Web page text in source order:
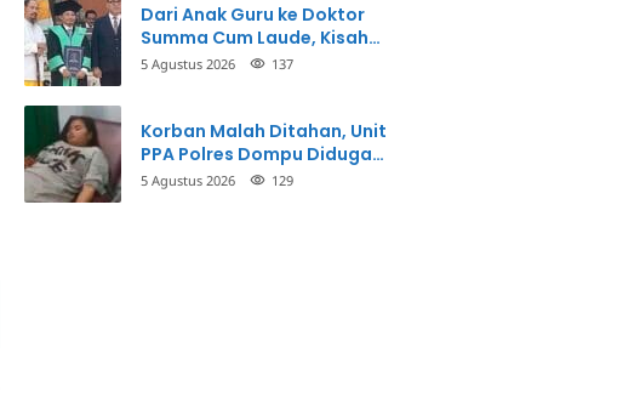
Dari Anak Guru ke Doktor
Summa Cum Laude, Kisah
Taman Firdaus Menginspirasi
5 Agustus 2026 137
Korban Malah Ditahan, Unit
PPA Polres Dompu Diduga
Balikkan Fakta Kasus
5 Agustus 2026 129